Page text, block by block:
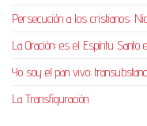
Persecución a los cristianos:
La Oración: es el Espíritu Santo
Yo soy el pan vivo:
La Transfiguración